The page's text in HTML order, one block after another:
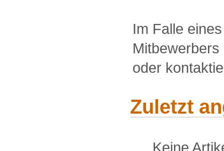
Im Falle
oder
Zuletzt
Keine